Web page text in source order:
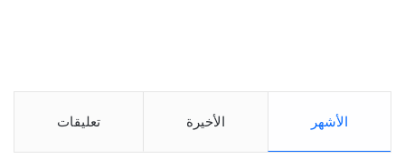
الأشهر الأخيرة تعليقات